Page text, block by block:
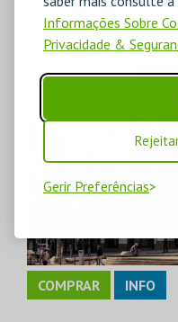
Informações Sobre
Privacidade &
Gerir Preferências
TEATRO MUNICIPAL
PORTO
COMPRAR INFO